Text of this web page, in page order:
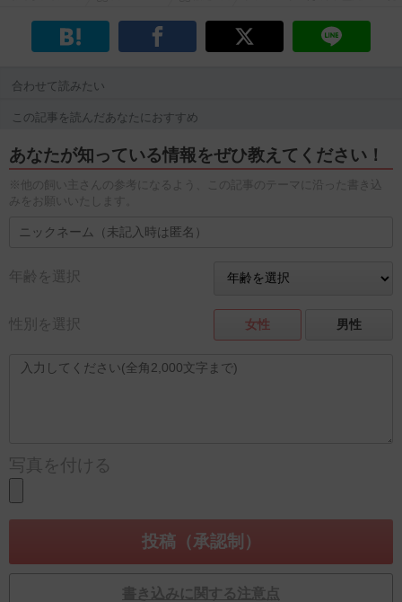
合わせて読みたい
この記事を読んだあなたにおすすめ
あなたが知っている情報をぜひ教えてください！
※他の飼い主さんの参考になるよう、この記事のテーマに沿った書き込
みをお願いいたします。
年齢を選択
性別を選択 女性 男性
写真を付ける
書き込みに関する注意点